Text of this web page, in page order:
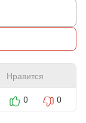
Нравится
0 0